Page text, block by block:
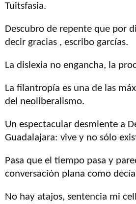
Tuitsfasia.
Descubro de repente que por
decir gracias , escribo garcías.
La dislexia no engancha, la
La filantropía es una de las
del neoliberalismo.
Un espectacular desmiente a
Guadalajara: vive y no sólo
Pasa que el tiempo pasa y
conversación plana como
No hay atajos, sentencia mi